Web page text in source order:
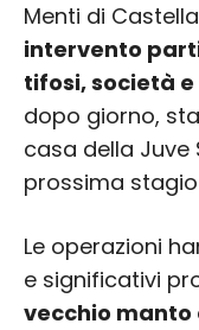
Menti di
intervento
tifosi, società
dopo giorno,
casa della Juve
prossima
Le operazioni
e significativi
vecchio